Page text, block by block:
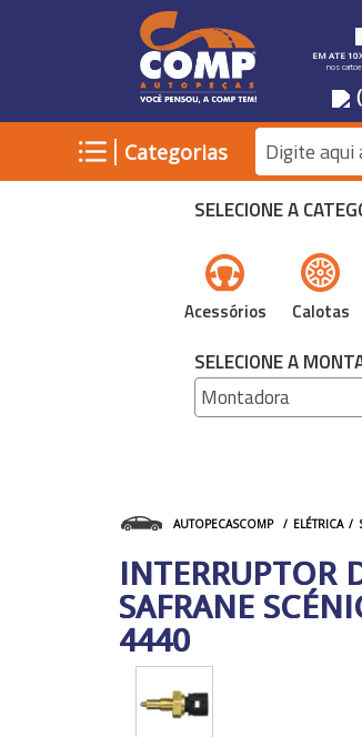
EM ATE
nos
| Categorias
SELECIONE A
Acessórios Calotas
SELECIONE A
AUTOPECASCOMP ELÉTRICA
INTERRUPTOR
SAFRANE
4440